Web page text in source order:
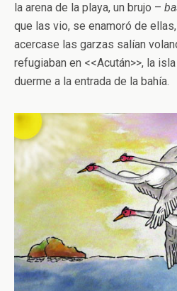
la arena de la playa, un brujo –
que las vio, se enamoró de
acercase las garzas salían
refugiaban en <<Acután>>, la
duerme a la entrada de la bahía.